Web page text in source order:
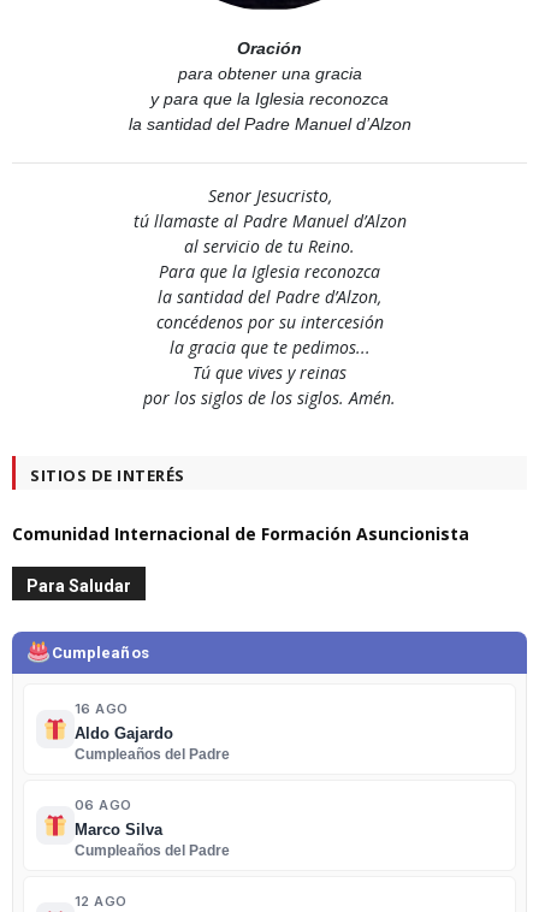
Oración
para obtener una gracia
y para que la Iglesia reconozca
la santidad del Padre Manuel d’Alzon
Senor Jesucristo,
tú llamaste al Padre Manuel d’Alzon
al servicio de tu Reino.
Para que la Iglesia reconozca
la santidad del Padre d’Alzon,
concédenos por su intercesión
la gracia que te pedimos...
Tú que vives y reinas
por los siglos de los siglos. Amén.
SITIOS DE INTERÉS
Comunidad Internacional de Formación Asuncionista
Para Saludar
Cumpleaños
16 AGO
Aldo Gajardo
Cumpleaños del Padre
06 AGO
Marco Silva
Cumpleaños del Padre
12 AGO